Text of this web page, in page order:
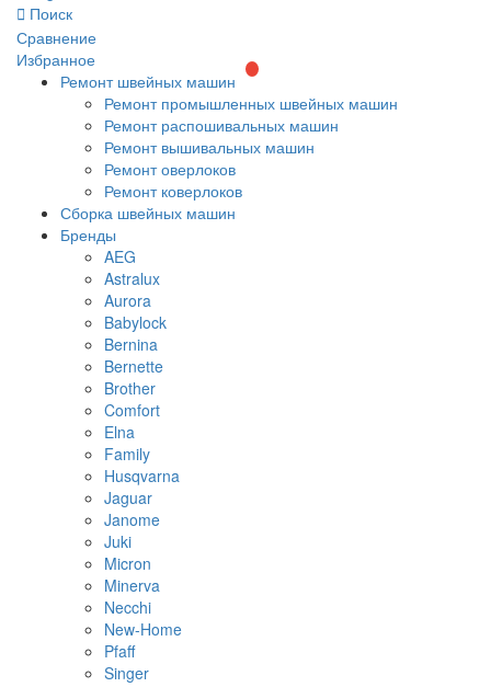
Поиск
Сравнение
Избранное
Ремонт швейных машин
Ремонт промышленных швейных машин
Ремонт распошивальных машин
Ремонт вышивальных машин
Ремонт оверлоков
Ремонт коверлоков
Сборка швейных машин
Бренды
AEG
Astralux
Aurora
Babylock
Bernina
Bernette
Brother
Comfort
Elna
Family
Husqvarna
Jaguar
Janome
Juki
Micron
Minerva
Necchi
New-Home
Pfaff
Singer